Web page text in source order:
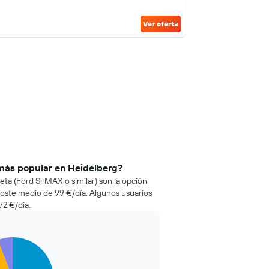
Ver oferta
popular en Heidelberg?
(Ford S-MAX o similar) son la opción
medio de 99 €/día. Algunos usuarios
€/día.